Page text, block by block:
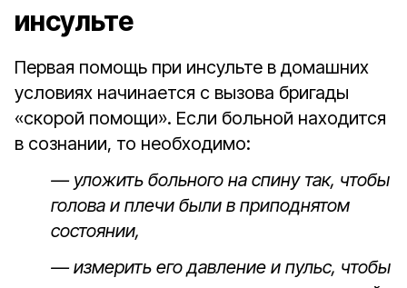
инсульте
Первая помощь при инсульте в домашних
условиях начинается с вызова бригады
«скорой помощи». Если больной находится
в сознании, то необходимо:
— уложить больного на спину так, чтобы
голова и плечи были в приподнятом
состоянии,
— измерить его давление и пульс, чтобы